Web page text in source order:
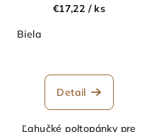
€17,22 / ks
Biela
Detail
Ľahučké poltopánky pre